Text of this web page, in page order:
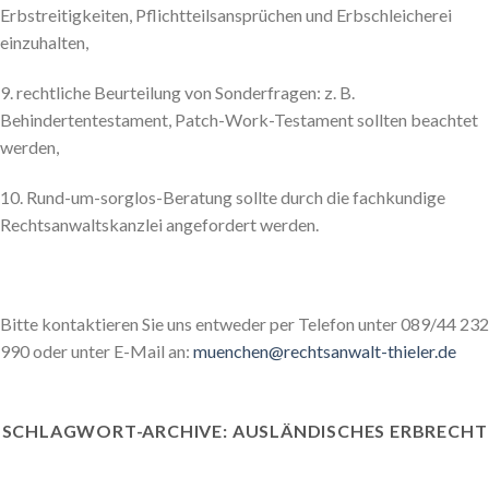
Erbstreitigkeiten, Pflichtteilsansprüchen und Erbschleicherei
einzuhalten,
9. rechtliche Beurteilung von Sonderfragen: z. B.
Behindertentestament, Patch-Work-Testament sollten beachtet
werden,
10. Rund-um-sorglos-Beratung sollte durch die fachkundige
Rechtsanwaltskanzlei angefordert werden.
Bitte kontaktieren Sie uns entweder per Telefon unter 089/44 232
990 oder unter E-Mail an: muenchen@rechtsanwalt-thieler.de
SCHLAGWORT-ARCHIVE: AUSLÄNDISCHES ERBRECHT